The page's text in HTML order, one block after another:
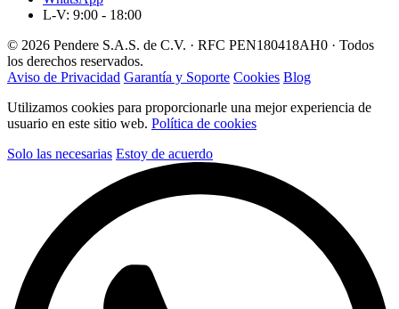
L-V: 9:00 - 18:00
© 2026 Pendere S.A.S. de C.V. · RFC PEN180418AH0 · Todos
los derechos reservados.
Aviso de Privacidad Garantía y Soporte Cookies Blog
Utilizamos cookies para proporcionarle una mejor experiencia de
usuario en este sitio web. Política de cookies
Solo las necesarias Estoy de acuerdo